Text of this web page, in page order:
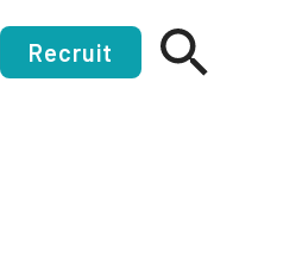
Recruit